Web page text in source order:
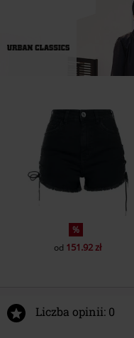
%
od 151.92 zł
Liczba opinii: 0